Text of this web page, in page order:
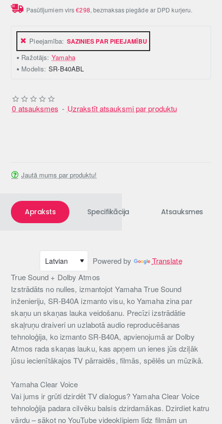
Pieejamība: SAZINIES PAR PIEEJAMĪBU
Ražotājs: Yamaha
Modelis: SR-B40ABL
0 atsauksmes - Uzrakstīt atsauksmi par produktu
Pasūtījumiem virs€298, bezmaksas piegāde ar DPD kurjeru.
Jautā mums par produktu!
Apraksts Specifikācija Atsauksmes
Powered by
Translate
True Sound + Dolby Atmos
Izstrādāts no nulles, izmantojot Yamaha True Sound
inženieriju, SR-B40A izmanto visu, ko Yamaha zina par
skaņu un skaņas lauka veidošanu. Precīzi izstrādātie
skaļruņu draiveri un uzlabotā audio reproducēšanas
tehnoloģija, ko izmanto SR-B40A, apvienojumā ar Dolby
Atmos rada skaņas lauku, kas apņem un ienes jūs dziļāk
jūsu iecienītākajos TV pārraidēs, filmās, spēlēs un mūzikā.
Yamaha Clear Voice
Vai jums ir grūti dzirdēt TV dialogus? Yamaha Clear Voice
tehnoloģija padara cilvēku balsis dzirdamākas. Dzirdiet katru
vārdu – sākot no YouTube videoklipiem līdz filmām un